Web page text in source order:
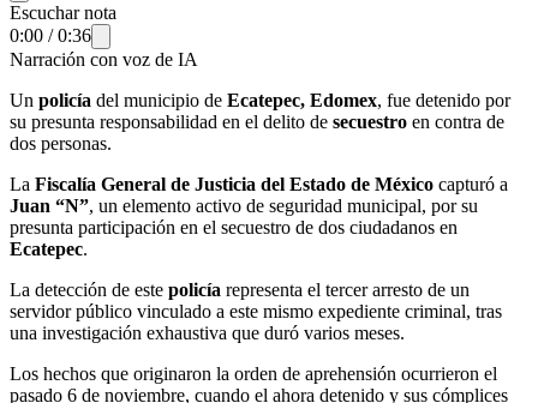
Escuchar nota
0:00 /0:36
Narración con voz de IA
Un policía del municipio de Ecatepec, Edomex, fue detenido por
su presunta responsabilidad en el delito de secuestro en contra de
dos personas.
La Fiscalía General de Justicia del Estado de México capturó a
Juan “N”, un elemento activo de seguridad municipal, por su
presunta participación en el secuestro de dos ciudadanos en
Ecatepec.
La detección de este policía representa el tercer arresto de un
servidor público vinculado a este mismo expediente criminal, tras
una investigación exhaustiva que duró varios meses.
Los hechos que originaron la orden de aprehensión ocurrieron el
pasado 6 de noviembre, cuando el ahora detenido y sus cómplices